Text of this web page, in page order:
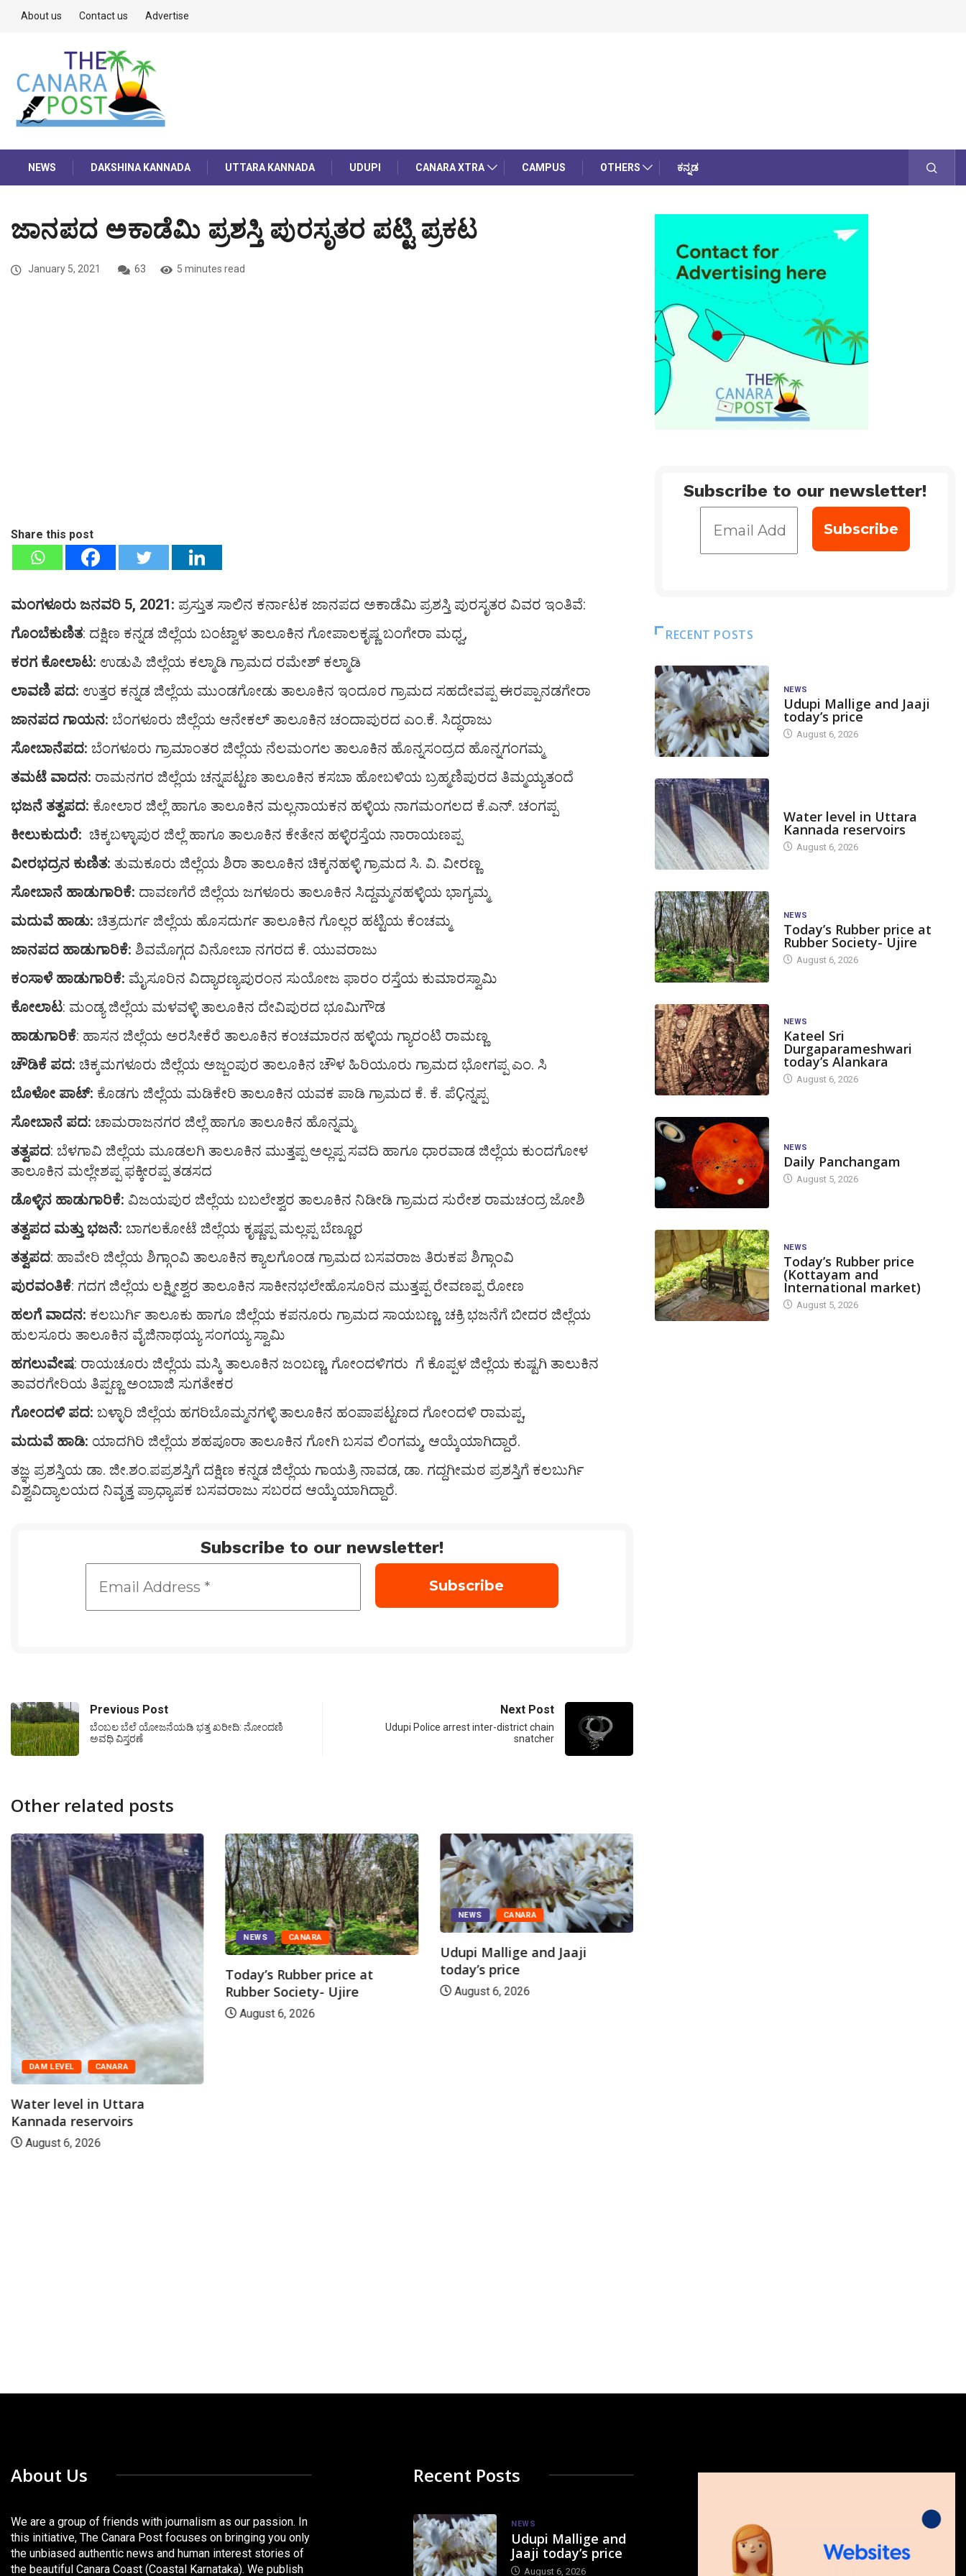
About us Contact us Advertise
NEWS DAKSHINA KANNADA UTTARA KANNADA UDUPI CANARA XTRA CAMPUS OTHERS ಕನ್ನಡ
ಜಾನಪದ ಅಕಾಡೆಮಿ ಪ್ರಶಸ್ತಿ ಪುರಸೃತರ ಪಟ್ಟಿ ಪ್ರಕಟ
January 5, 2021 63 5 minutes read
Share this post
ಮಂಗಳೂರು ಜನವರಿ 5, 2021: ಪ್ರಸ್ತುತ ಸಾಲಿನ ಕರ್ನಾಟಕ ಜಾನಪದ ಅಕಾಡೆಮಿ ಪ್ರಶಸ್ತಿ ಪುರಸೃತರ ವಿವರ ಇಂತಿವೆ:
ಗೊಂಬೆಕುಣಿತ: ದಕ್ಷಿಣ ಕನ್ನಡ ಜಿಲ್ಲೆಯ ಬಂಟ್ವಾಳ ತಾಲೂಕಿನ ಗೋಪಾಲಕೃಷ್ಣ ಬಂಗೇರಾ ಮಧ್ವ,
ಕರಗ ಕೋಲಾಟ: ಉಡುಪಿ ಜಿಲ್ಲೆಯ ಕಲ್ಮಾಡಿ ಗ್ರಾಮದ ರಮೇಶ್ ಕಲ್ಮಾಡಿ
ಲಾವಣಿ ಪದ: ಉತ್ತರ ಕನ್ನಡ ಜಿಲ್ಲೆಯ ಮುಂಡಗೋಡು ತಾಲೂಕಿನ ಇಂದೂರ ಗ್ರಾಮದ ಸಹದೇವಪ್ಪ ಈರಪ್ಪಾನಡಗೇರಾ
ಜಾನಪದ ಗಾಯನ: ಬೆಂಗಳೂರು ಜಿಲ್ಲೆಯ ಆನೇಕಲ್ ತಾಲೂಕಿನ ಚಂದಾಪುರದ ಎಂ.ಕೆ. ಸಿದ್ಧರಾಜು
ಸೋಬಾನೆಪದ: ಬೆಂಗಳೂರು ಗ್ರಾಮಾಂತರ ಜಿಲ್ಲೆಯ ನೆಲಮಂಗಲ ತಾಲೂಕಿನ ಹೊನ್ನಸಂದ್ರದ ಹೊನ್ನಗಂಗಮ್ಮ
ತಮಟೆ ವಾದನ: ರಾಮನಗರ ಜಿಲ್ಲೆಯ ಚನ್ನಪಟ್ಟಣ ತಾಲೂಕಿನ ಕಸಬಾ ಹೋಬಳಿಯ ಬ್ರಹ್ಮಣಿಪುರದ ತಿಮ್ಮಯ್ಯತಂದೆ
ಭಜನೆ ತತ್ವಪದ: ಕೋಲಾರ ಜಿಲ್ಲೆ ಹಾಗೂ ತಾಲೂಕಿನ ಮಲ್ಲನಾಯಕನ ಹಳ್ಳಿಯ ನಾಗಮಂಗಲದ ಕೆ.ಎನ್. ಚಂಗಪ್ಪ
ಕೀಲುಕುದುರೆ: ಚಿಕ್ಕಬಳ್ಳಾಪುರ ಜಿಲ್ಲೆ ಹಾಗೂ ತಾಲೂಕಿನ ಕೇತೇನ ಹಳ್ಳಿರಸ್ತೆಯ ನಾರಾಯಣಪ್ಪ
ವೀರಭದ್ರನ ಕುಣಿತ: ತುಮಕೂರು ಜಿಲ್ಲೆಯ ಶಿರಾ ತಾಲೂಕಿನ ಚಿಕ್ಕನಹಳ್ಳಿ ಗ್ರಾಮದ ಸಿ. ವಿ. ವೀರಣ್ಣ
ಸೋಬಾನೆ ಹಾಡುಗಾರಿಕೆ: ದಾವಣಗೆರೆ ಜಿಲ್ಲೆಯ ಜಗಳೂರು ತಾಲೂಕಿನ ಸಿದ್ದಮ್ಮನಹಳ್ಳಿಯ ಭಾಗ್ಯಮ್ಮ
ಮದುವೆ ಹಾಡು: ಚಿತ್ರದುರ್ಗ ಜಿಲ್ಲೆಯ ಹೊಸದುರ್ಗ ತಾಲೂಕಿನ ಗೊಲ್ಲರ ಹಟ್ಟಿಯ ಕೆಂಚಮ್ಮ
ಜಾನಪದ ಹಾಡುಗಾರಿಕೆ: ಶಿವಮೊಗ್ಗದ ವಿನೋಬಾ ನಗರದ ಕೆ. ಯುವರಾಜು
ಕಂಸಾಳೆ ಹಾಡುಗಾರಿಕೆ: ಮೈಸೂರಿನ ವಿದ್ಯಾರಣ್ಯಪುರಂನ ಸುಯೋಜ ಫಾರಂ ರಸ್ತೆಯ ಕುಮಾರಸ್ವಾಮಿ
ಕೋಲಾಟ: ಮಂಡ್ಯ ಜಿಲ್ಲೆಯ ಮಳವಳ್ಳಿ ತಾಲೂಕಿನ ದೇವಿಪುರದ ಭೂಮಿಗೌಡ
ಹಾಡುಗಾರಿಕೆ: ಹಾಸನ ಜಿಲ್ಲೆಯ ಅರಸೀಕೆರೆ ತಾಲೂಕಿನ ಕಂಚಮಾರನ ಹಳ್ಳಿಯ ಗ್ಯಾರಂಟಿ ರಾಮಣ್ಣ
ಚೌಡಿಕೆ ಪದ: ಚಿಕ್ಕಮಗಳೂರು ಜಿಲ್ಲೆಯ ಅಜ್ಜಂಪುರ ತಾಲೂಕಿನ ಚೌಳ ಹಿರಿಯೂರು ಗ್ರಾಮದ ಭೋಗಪ್ಪ ಎಂ. ಸಿ
ಬೊಳೋ ಪಾಟ್: ಕೊಡಗು ಜಿಲ್ಲೆಯ ಮಡಿಕೇರಿ ತಾಲೂಕಿನ ಯವಕ ಪಾಡಿ ಗ್ರಾಮದ ಕೆ. ಕೆ. ಪೆÇನ್ನಪ್ಪ
ಸೋಬಾನೆ ಪದ: ಚಾಮರಾಜನಗರ ಜಿಲ್ಲೆ ಹಾಗೂ ತಾಲೂಕಿನ ಹೊನ್ನಮ್ಮ
ತತ್ವಪದ: ಬೆಳಗಾವಿ ಜಿಲ್ಲೆಯ ಮೂಡಲಗಿ ತಾಲೂಕಿನ ಮುತ್ತಪ್ಪ ಅಲ್ಲಪ್ಪ ಸವದಿ ಹಾಗೂ ಧಾರವಾಡ ಜಿಲ್ಲೆಯ ಕುಂದಗೋಳ
ತಾಲೂಕಿನ ಮಲ್ಲೇಶಪ್ಪ ಫಕ್ಕೀರಪ್ಪ ತಡಸದ
ಡೊಳ್ಳಿನ ಹಾಡುಗಾರಿಕೆ: ವಿಜಯಪುರ ಜಿಲ್ಲೆಯ ಬಬಲೇಶ್ವರ ತಾಲೂಕಿನ ನಿಡೀಡಿ ಗ್ರಾಮದ ಸುರೇಶ ರಾಮಚಂದ್ರ ಜೋಶಿ
ತತ್ವಪದ ಮತ್ತು ಭಜನೆ: ಬಾಗಲಕೋಟೆ ಜಿಲ್ಲೆಯ ಕೃಷ್ಣಪ್ಪ ಮಲ್ಲಪ್ಪ ಬೆಣ್ಣೂರ
ತತ್ವಪದ: ಹಾವೇರಿ ಜಿಲ್ಲೆಯ ಶಿಗ್ಗಾಂವಿ ತಾಲೂಕಿನ ಕ್ಯಾಲಗೊಂಡ ಗ್ರಾಮದ ಬಸವರಾಜ ತಿರುಕಪ ಶಿಗ್ಗಾಂವಿ
ಪುರವಂತಿಕೆ: ಗದಗ ಜಿಲ್ಲೆಯ ಲಕ್ಷ್ಮೀಶ್ವರ ತಾಲೂಕಿನ ಸಾಕೀನಭಲೇಹೊಸೂರಿನ ಮುತ್ತಪ್ಪ ರೇವಣಪ್ಪ ರೋಣ
ಹಲಗೆ ವಾದನ: ಕಲಬುರ್ಗಿ ತಾಲೂಕು ಹಾಗೂ ಜಿಲ್ಲೆಯ ಕಪನೂರು ಗ್ರಾಮದ ಸಾಯಬಣ್ಣ, ಚಕ್ರಿ ಭಜನೆಗೆ ಬೀದರ ಜಿಲ್ಲೆಯ
ಹುಲಸೂರು ತಾಲೂಕಿನ ವೈಜಿನಾಥಯ್ಯ ಸಂಗಯ್ಯ ಸ್ವಾಮಿ
ಹಗಲುವೇಷ: ರಾಯಚೂರು ಜಿಲ್ಲೆಯ ಮಸ್ಕಿ ತಾಲೂಕಿನ ಜಂಬಣ್ಣ, ಗೋಂದಳಿಗರು ಗೆ ಕೊಪ್ಪಳ ಜಿಲ್ಲೆಯ ಕುಷ್ಟಗಿ ತಾಲುಕಿನ
ತಾವರಗೇರಿಯ ತಿಪ್ಪಣ್ಣ ಅಂಬಾಜಿ ಸುಗತೇಕರ
ಗೋಂದಳಿ ಪದ: ಬಳ್ಳಾರಿ ಜಿಲ್ಲೆಯ ಹಗರಿಬೊಮ್ಮನಗಳ್ಳಿ ತಾಲೂಕಿನ ಹಂಪಾಪಟ್ಟಣದ ಗೋಂದಳಿ ರಾಮಪ್ಪ,
ಮದುವೆ ಹಾಡಿ: ಯಾದಗಿರಿ ಜಿಲ್ಲೆಯ ಶಹಪೂರಾ ತಾಲೂಕಿನ ಗೋಗಿ ಬಸವ ಲಿಂಗಮ್ಮ, ಆಯ್ಕೆಯಾಗಿದ್ದಾರೆ.
ತಜ್ಞ ಪ್ರಶಸ್ತಿಯ ಡಾ. ಜೀ.ಶಂ.ಪಪ್ರಶಸ್ತಿಗೆ ದಕ್ಷಿಣ ಕನ್ನಡ ಜಿಲ್ಲೆಯ ಗಾಯತ್ರಿ ನಾವಡ, ಡಾ. ಗದ್ದಗೀಮಠ ಪ್ರಶಸ್ತಿಗೆ ಕಲಬುರ್ಗಿ
ವಿಶ್ವವಿದ್ಯಾಲಯದ ನಿವೃತ್ತ ಪ್ರಾಧ್ಯಾಪಕ ಬಸವರಾಜು ಸಬರದ ಆಯ್ಕೆಯಾಗಿದ್ದಾರೆ.
Subscribe to our newsletter!
Previous Post
ಬೆಂಬಲ ಬೆಲೆ ಯೋಜನೆಯಡಿ ಭತ್ತ ಖರೀದಿ: ನೋಂದಣಿ
ಅವಧಿ ವಿಸ್ತರಣೆ
Next Post
Udupi Police arrest inter-district chain
snatcher
Other related posts
DAM LEVEL CANARA
Water level in Uttara
Kannada reservoirs
August 6, 2026
NEWS CANARA
Today’s Rubber price at
Rubber Society- Ujire
August 6, 2026
NEWS CANARA
Udupi Mallige and Jaaji
today’s price
August 6, 2026
Subscribe to our newsletter!
RECENT POSTS
NEWS
Udupi Mallige and Jaaji
today’s price
August 6, 2026
Water level in Uttara
Kannada reservoirs
August 6, 2026
NEWS
Today’s Rubber price at
Rubber Society- Ujire
August 6, 2026
NEWS
Kateel Sri
Durgaparameshwari
today’s Alankara
August 6, 2026
NEWS
Daily Panchangam
August 5, 2026
NEWS
Today’s Rubber price
(Kottayam and
International market)
August 5, 2026
About Us
We are a group of friends with journalism as our passion. In
this initiative, The Canara Post focuses on bringing you only
the unbiased authentic news and human interest stories of
the beautiful Canara Coast (Coastal Karnataka). We publish
Recent Posts
NEWS
Udupi Mallige and
Jaaji today’s price
August 6, 2026